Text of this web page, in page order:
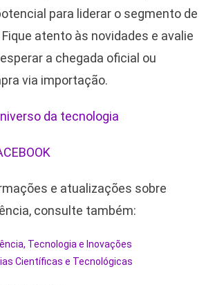
para liderar o segmento de
Fique atento às novidades e avalie
a chegada oficial ou
via importação.
da tecnologia
e atualizações sobre
consulte também:
Tecnologia e Inovações
Científicas e Tecnológicas